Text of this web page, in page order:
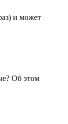
и может
Об этом